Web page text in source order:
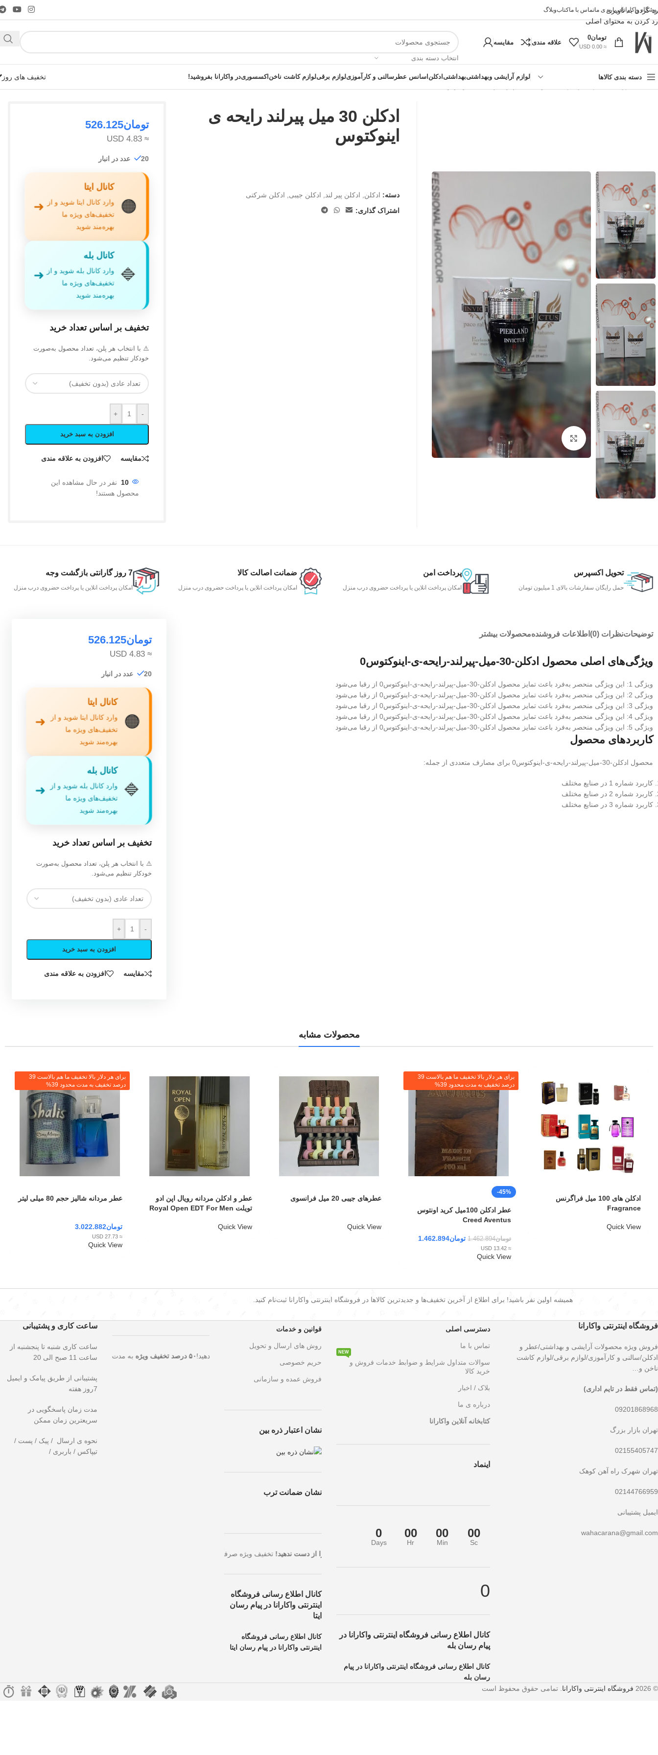
رد کردن به ناوبری
رد کردن به محتوای اصلی
واکارانادرباره ی ماتماس با ماکتابوبلاگ
تومان0
≈ 0.00 USD
علاقه مندی مقایسه
انتخاب دسته بندی
دسته بندی کالاها لوازم آرایشی وبهداشتیبهداشتی ادکلن اسانس عطر سالنی و کارآموزیلوازم برقیلوازم کاشت ناخن اکسسوریدر واکارانا بفروشید!
تخفیف های روز
بزرگنمایی تصویر
ادکلن 30 میل پیرلند رایحه ی
اینوکتوس
دسته: ادکلن ادکلن پیر لند ادکلن جیبی
ادکلن شرکتی
اشتراک گذاری:
تومان526.125
≈ 4.83 USD
20 عدد در انبار
🟠
کانال ایتا
وارد کانال ایتا شوید و از
تخفیف‌های ویژه ما
بهره‌مند شوید
➜
🔷
کانال بله
وارد کانال بله شوید و از
تخفیف‌های ویژه ما
بهره‌مند شوید
➜
تخفیف بر اساس تعداد خرید
⚠️ با انتخاب هر پلن، تعداد محصول به‌صورت
خودکار تنظیم می‌شود.
-
+
افزودن به سبد خرید
مقایسه افزودن به علاقه مندی
10
نفر در حال مشاهده این
محصول هستند!
تحویل اکسپرس
حمل رایگان سفارشات بالای 1 میلیون تومان
پرداخت امن
امکان پرداخت انلاین یا پرداخت حضروی درب منزل
ضمانت اصالت کالا
امکان پرداخت انلاین یا پرداخت حضروی درب منزل
7 روز گارانتی بازگشت وجه
امکان پرداخت انلاین یا پرداخت حضروی درب منزل
توضیحاتنظرات (0) اطلاعات فروشندهمحصولات بیشتر
ویژگی‌های اصلی محصول ادکلن-30-میل-پیرلند-رایحه-ی-اینوکتوس0
ویژگی 1: این ویژگی منحصر به‌فرد باعث تمایز محصول ادکلن-30-میل-پیرلند-رایحه-ی-اینوکتوس0 از رقبا می‌شود
ویژگی 2: این ویژگی منحصر به‌فرد باعث تمایز محصول ادکلن-30-میل-پیرلند-رایحه-ی-اینوکتوس0 از رقبا می‌شود
ویژگی 3: این ویژگی منحصر به‌فرد باعث تمایز محصول ادکلن-30-میل-پیرلند-رایحه-ی-اینوکتوس0 از رقبا می‌شود
ویژگی 4: این ویژگی منحصر به‌فرد باعث تمایز محصول ادکلن-30-میل-پیرلند-رایحه-ی-اینوکتوس0 از رقبا می‌شود
ویژگی 5: این ویژگی منحصر به‌فرد باعث تمایز محصول ادکلن-30-میل-پیرلند-رایحه-ی-اینوکتوس0 از رقبا می‌شود
کاربردهای محصول
محصول ادکلن-30-میل-پیرلند-رایحه-ی-اینوکتوس0 برای مصارف متعددی از جمله:
کاربرد شماره 1 در صنایع مختلف
کاربرد شماره 2 در صنایع مختلف
کاربرد شماره 3 در صنایع مختلف
تومان526.125
≈ 4.83 USD
20 عدد در انبار
🟠
کانال ایتا
وارد کانال ایتا شوید و از
تخفیف‌های ویژه ما
بهره‌مند شوید
➜
🔷
کانال بله
وارد کانال بله شوید و از
تخفیف‌های ویژه ما
بهره‌مند شوید
➜
تخفیف بر اساس تعداد خرید
⚠️ با انتخاب هر پلن، تعداد محصول به‌صورت
خودکار تنظیم می‌شود.
-
+
افزودن به سبد خرید
مقایسه افزودن به علاقه مندی
محصولات مشابه
ادکلن های 100 میل فراگرنس
Fragrance
Quick View
برای هر دلار بالا تخفیف ما هم بالاست 39
درصد تخفیف به مدت محدود 39%
-45%
عطر ادکلن 100میل کرید اونتوس
Creed Aventus
تومان1.462.894 تومان1.462.894
≈ 13.42 USD
Quick View
عطرهای جیبی 20 میل فرانسوی
Quick View
عطر و ادکلن مردانه رویال اپن ادو
تویلت Royal Open EDT For Men
Quick View
برای هر دلار بالا تخفیف ما هم بالاست 39
درصد تخفیف به مدت محدود 39%
عطر مردانه شالیز حجم 80 میلی لیتر
تومان3.022.882
≈ 27.73 USD
Quick View
همیشه اولین نفر باشید! برای اطلاع از آخرین تخفیف‌ها و جدیدترین کالاها در فروشگاه اینترنتی واکارانا ثبت‌نام کنید.
فروشگاه اینترنتی واکارانا
فروش ویژه محصولات آرایشی و بهداشتی/عطر و
ادکلن/سالنی و کارآموزی/لوازم برقی/لوازم کاشت
ناخن و…
(تماس فقط در تایم اداری)
09201868968
تهران بازار بزرگ
02155405747
تهران شهرک راه آهن کوهک
02144766959
ایمیل پشتیبانی
wahacarana@gmail.com
دسترسی اصلی
تماس با ما
سوالات متداول شرایط و ضوابط خدمات فروش و
خرید کالا
NEW
بلاک / اخبار
درباره ی ما
کتابخانه آنلاین واکارانا
اینماد
0
Days
00
Hr
00
Min
00
Sc
0
کانال اطلاع رسانی فروشگاه اینترنتی واکارانا در
پیام رسان بله
کانال اطلاع رسانی فروشگاه اینترنتی واکارانا در پیام
رسان بله
قوانین و خدمات
روش های ارسال و تحویل
حریم خصوصی
فروش عمده و سازمانی
نشان اعتبار ذره بین
نشان ضمانت ترب
فرصت طلایی را از دست ندهید!تخفیف ویژه صرفاً مختص خریدهای امروز است. برای دریافت بهترین قیمت با بالاترین تخفیف، همین حالا سفارش خود را ثبت کنید.
کانال اطلاع رسانی فروشگاه
اینترنتی واکارانا در پیام رسان
ایتا
کانال اطلاع رسانی فروشگاه
اینترنتی واکارانا در پیام رسان ایتا
۵۰ درصد تخفیف ویژه به مدت محدود روی به مدت محدود روی تمامی محصولات. این فرصت استثنایی را از دست ندهید!
ساعت کاری و پشتیبانی
ساعت کاری شنبه تا پنجشنبه از
ساعت 11 صبح الی 20
پشتیبانی از طریق پیامک و ایمیل
7روز هفته
مدت زمان پاسخگویی در
سریعترین زمان ممکن
نحوه ی ارسال / پیک / پست /
تیپاکس / باربری /
© 2026 فروشگاه اینترنتی واکارانا . تمامی حقوق محفوظ است